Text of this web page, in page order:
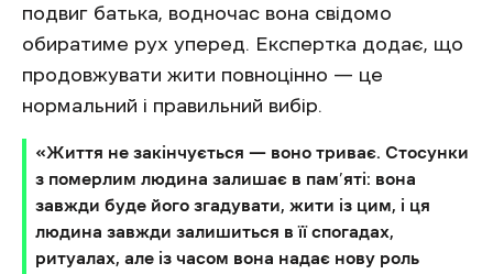
подвиг батька, водночас вона свідомо
обиратиме рух уперед. Експертка додає, що
продовжувати жити повноцінно — це
нормальний і правильний вибір.
«Життя не закінчується — воно триває. Стосунки
з померлим людина залишає в пам’яті: вона
завжди буде його згадувати, жити із цим, і ця
людина завжди залишиться в її спогадах,
ритуалах, але із часом вона надає нову роль